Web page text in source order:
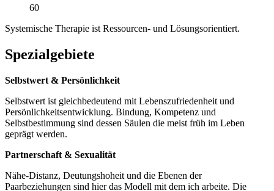
60
Systemische Therapie ist Ressourcen- und Lösungsorientiert.
Spezialgebiete
Selbstwert & Persönlichkeit
Selbstwert ist gleichbedeutend mit Lebenszufriedenheit und
Persönlichkeitsentwicklung. Bindung, Kompetenz und
Selbstbestimmung sind dessen Säulen die meist früh im Leben
geprägt werden.
Partnerschaft & Sexualität
Nähe-Distanz, Deutungshoheit und die Ebenen der
Paarbeziehungen sind hier das Modell mit dem ich arbeite. Die